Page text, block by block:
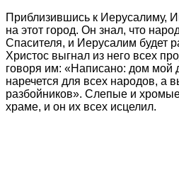
Приблизившись к Иерусалиму,
на этот город. Он знал, что
Спасителя, и Иерусалим будет
Христос выгнал из него всех
говоря им: «Написано: дом мой
наречется для всех народов, а
разбойников». Слепые и
храме, и он их всех исцелил.